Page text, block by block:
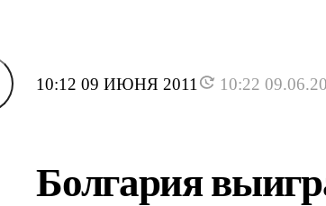
10:12 09 ИЮНЯ 2011 10:22
Болгария